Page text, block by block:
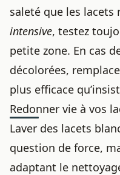
saleté que les lacets
intensive, testez
petite zone. En cas
décolorées,
plus efficace
Redonner vie à vos
Laver des lacets
question de force,
adaptant le